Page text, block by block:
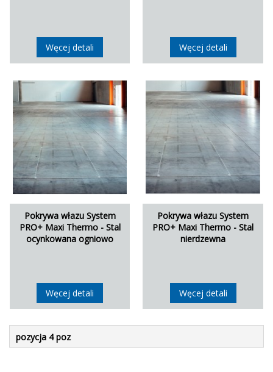
Węcej detali Węcej detali
Pokrywa włazu System
PRO+ Maxi Thermo - Stal
ocynkowana ogniowo
Węcej detali
Pokrywa włazu System
PRO+ Maxi Thermo - Stal
nierdzewna
Węcej detali
pozycja 4 poz